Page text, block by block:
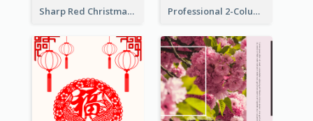
Sharp Red Christmas Sale Typography Poster Professional 2-Column Poster About Beach